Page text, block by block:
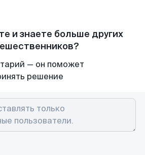
и знаете больше других
— он поможет
решение